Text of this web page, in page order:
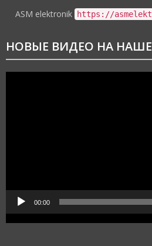
ASM elektronik https://
НОВЫЕ ВИДЕО НА
00:00